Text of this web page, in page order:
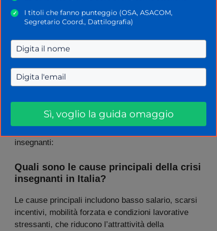
logoramento professionale.
lungo termine, investimenti mirati e valorizzazione
della professione docente sarà possibile garantire
lastabilità del sistema scolastico italianoe il
diritto allo studio per tutti.
FAQ sulla carenza di insegnanti
insegnanti:
Quali sono le cause principali della crisi
insegnanti in Italia?
Le cause principali includono basso salario, scarsi
incentivi, mobilità forzata e condizioni lavorative
stressanti, che riducono l’attrattività della
✓
I titoli che fanno punteggio (OSA, ASACOM,
Segretario Coord., Dattilografia)
Sì, voglio la guida omaggio